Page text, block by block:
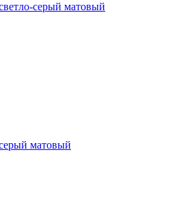
серый матовый
матовый